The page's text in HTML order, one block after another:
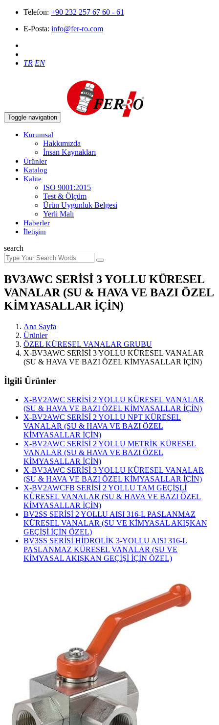
Telefon: +90 232 257 67 60 - 61
E-Posta: info@fer-ro.com
TR EN
Toggle navigation
Kurumsal
Hakkımızda
İnsan Kaynakları
Ürünler
Katalog
Kalite
ISO 9001:2015
Test & Ölçüm
Ürün Uygunluk Belgesi
Yerli Malı
Haberler
İletişim
search
BV3AWC SERİSİ 3 YOLLU KÜRESEL
VANALAR (SU & HAVA VE BAZI ÖZEL
KİMYASALLAR İÇİN)
Ana Sayfa
Ürünler
ÖZEL KÜRESEL VANALAR GRUBU
X-BV3AWC SERİSİ 3 YOLLU KÜRESEL VANALAR
(SU & HAVA VE BAZI ÖZEL KİMYASALLAR İÇİN)
İlgili Ürünler
X-BV2AWC SERİSİ 2 YOLLU KÜRESEL VANALAR
(SU & HAVA VE BAZI ÖZEL KİMYASALLAR İÇİN)
X-BV2AWC SERİSİ 2 YOLLU NPT KÜRESEL
VANALAR (SU & HAVA VE BAZI ÖZEL
KİMYASALLAR İÇİN)
X-BV2AWC SERİSİ 2 YOLLU METRİK KÜRESEL
VANALAR (SU & HAVA VE BAZI ÖZEL
KİMYASALLAR İÇİN)
X-BV3AWC SERİSİ 3 YOLLU KÜRESEL VANALAR
(SU & HAVA VE BAZI ÖZEL KİMYASALLAR İÇİN)
X-BV2AWCFB SERİSİ 2 YOLLU TAM GEÇİŞLİ
KÜRESEL VANALAR (SU & HAVA VE BAZI ÖZEL
KİMYASALLAR İÇİN)
BV2SS SERİSİ 2 YOLLU AISI 316-L PASLANMAZ
KÜRESEL VANALAR (SU VE KİMYASAL AKIŞKAN
GEÇİŞİ İÇİN ÖZEL)
BV3SS SERİSİ HİDROLİK 3-YOLLU AISI 316-L
PASLANMAZ KÜRESEL VANALAR (SU VE
KİMYASAL AKIŞKAN GEÇİŞİ İÇİN ÖZEL)